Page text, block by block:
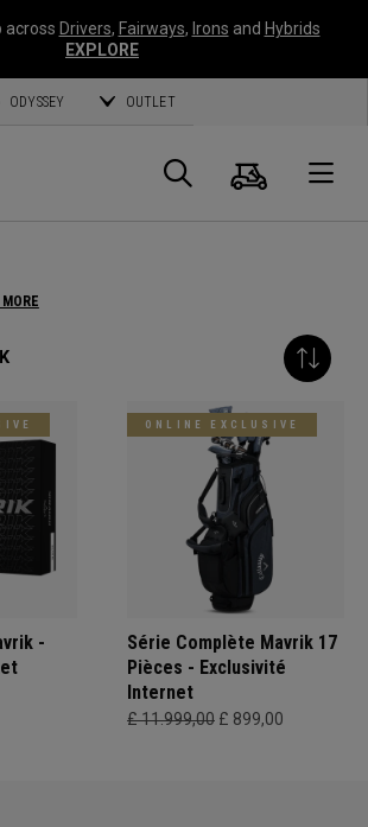
across Drivers, Fairways, Irons and Hybrids
EXPLORE
ODYSSEY OUTLET
Panier
-
ONLINE EXCLUSIVE
Série Complète Mavrik 17
Pièces - Exclusivité
Internet
£ 11.999,00 £ 899,00